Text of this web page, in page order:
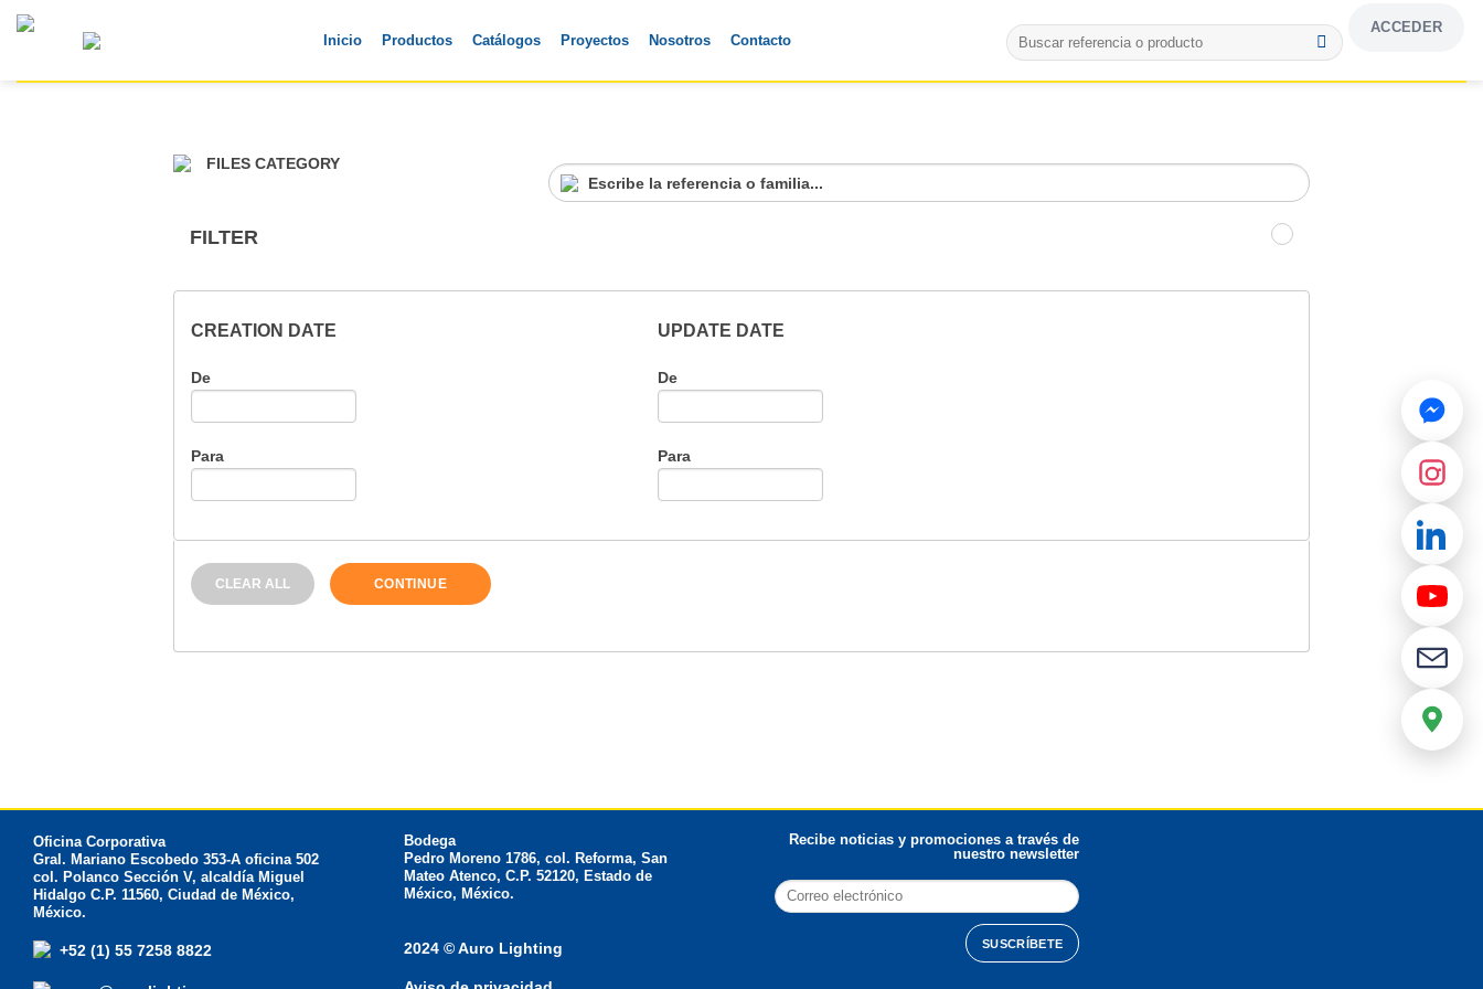
Skip
Inicio Productos Catálogos Proyectos Nosotros Contacto
Buscar
por:
ACCEDER
FILES CATEGORY
FILTER
CREATION DATE
De
Para
UPDATE DATE
De
Para
CLEAR ALL CONTINUE
Oficina Corporativa
Gral. Mariano Escobedo 353-A oficina 502
col. Polanco Sección V, alcaldía Miguel
Hidalgo C.P. 11560, Ciudad de México,
México.
+52 (1) 55 7258 8822
Bodega
Pedro Moreno 1786, col. Reforma, San
Mateo Atenco, C.P. 52120, Estado de
México, México.
2024 © Auro Lighting
Recibe noticias y promociones a través de
nuestro newsletter